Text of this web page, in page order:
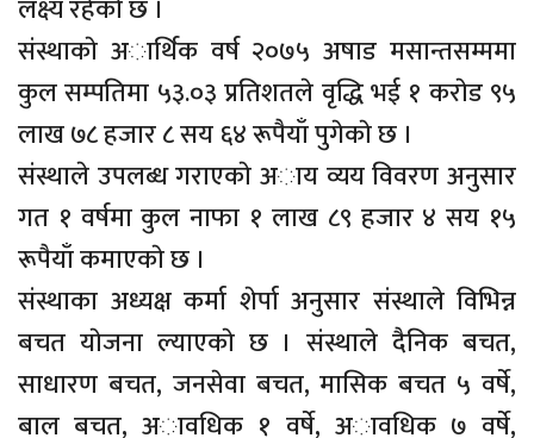
लक्ष्य रहेकाे छ ।
संस्थाकाे अार्थिक वर्ष २०७५ अषाड मसान्तसम्ममा
कुल सम्पतिमा ५३.०३ प्रतिशतले वृद्धि भई १ कराेड ९५
लाख ७८ हजार ८ सय ६४ रूपैयाँ पुगेकाे छ ।
संस्थाले उपलब्ध गराएकाे अाय व्यय विवरण अनुसार
गत १ वर्षमा कुल नाफा १ लाख ८९ हजार ४ सय १५
रूपैयाँ कमाएकाे छ ।
संस्थाका अध्यक्ष कर्मा शेर्पा अनुसार संस्थाले विभिन्न
बचत याेजना ल्याएकाे छ । संस्थाले दैनिक बचत,
साधारण बचत, जनसेवा बचत, मासिक बचत ५ वर्षे,
बाल बचत, अावधिक १ वर्षे, अावधिक ७ वर्षे,